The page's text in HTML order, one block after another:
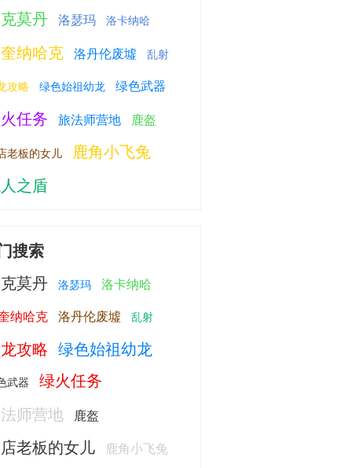
莫丹
洛瑟玛 洛卡纳哈
纳哈克 洛丹伦废墟 乱射
攻略 绿色始祖幼龙 绿色武器
任务 旅法师营地 鹿盔
老板的女儿
鹿角小飞兔
之盾
搜索
莫丹
洛瑟玛 洛卡纳哈
纳哈克 洛丹伦废墟 乱射
攻略 绿色始祖幼龙
武器
绿火任务
师营地
鹿盔
老板的女儿 鹿角小飞兔